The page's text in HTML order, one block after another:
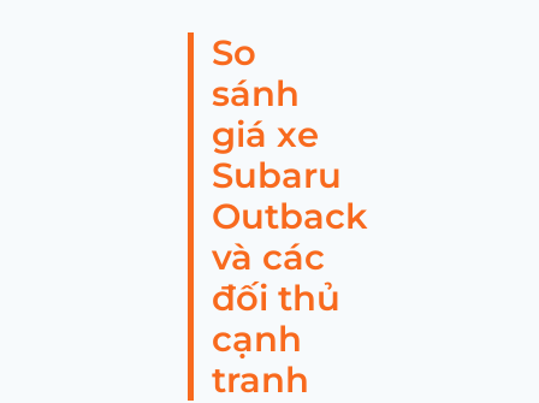
So
sánh
giá xe
Subaru
Outback
và các
đối thủ
cạnh
tranh